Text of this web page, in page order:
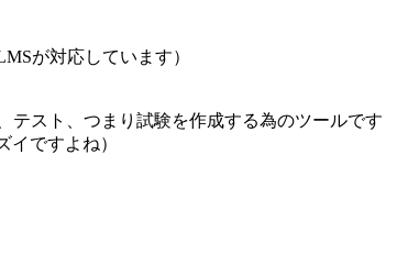
が対応しています）
テスト、つまり試験を作成する為のツールです
ですよね）